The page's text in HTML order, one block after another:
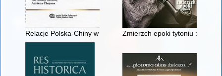
Relacje Polska-Chiny w latach 1989-2020 : stosunki
Zmierzch epoki tytoniu :